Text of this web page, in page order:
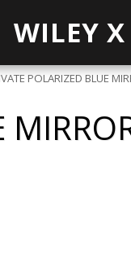
WILEY
POLARIZED BLUE